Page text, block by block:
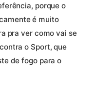
porque o
é muito
pra ver como vai se
o Sport, que
de fogo para o